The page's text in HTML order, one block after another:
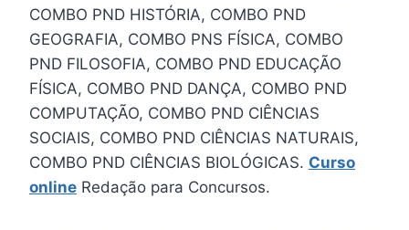
COMBO PND HISTÓRIA, COMBO PND
GEOGRAFIA, COMBO PNS FÍSICA, COMBO
PND FILOSOFIA, COMBO PND EDUCAÇÃO
FÍSICA, COMBO PND DANÇA, COMBO PND
COMPUTAÇÃO, COMBO PND CIÊNCIAS
SOCIAIS, COMBO PND CIÊNCIAS NATURAIS,
COMBO PND CIÊNCIAS BIOLÓGICAS. Curso
online Redação para Concursos.